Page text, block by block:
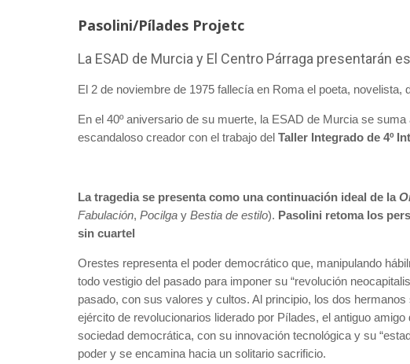
Pasolini/Pílades Projetc
La ESAD de Murcia y El Centro Párraga presentarán
El 2 de noviembre de 1975 fallecía en Roma el poeta,
En el 40º aniversario de su muerte, la ESAD de Murcia se
escandaloso creador con el trabajo del Taller Integrado de 4º
La tragedia se presenta como una continuación ideal de la
Fabulación, Pocilga y Bestia de estilo). Pasolini retoma los
sin cuartel
Orestes representa el poder democrático que, manipulando
todo vestigio del pasado para imponer su “revolución
pasado, con sus valores y cultos. Al principio, los dos
ejército de revolucionarios liderado por Pílades, el antiguo
sociedad democrática, con su innovación tecnológica y su
poder y se encamina hacia un solitario sacrificio.